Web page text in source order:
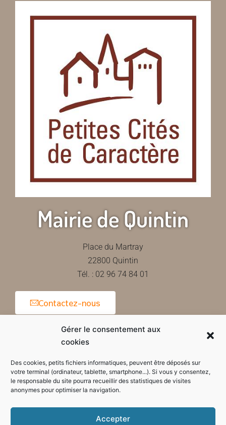
Gérer le consentement aux
cookies
Des cookies, petits fichiers informatiques, peuvent être déposés sur
votre terminal (ordinateur, tablette, smartphone...). Si vous y consentez,
le responsable du site pourra recueillir des statistiques de visites
anonymes pour optimiser la navigation.
Accepter
Mairie de Quintin
Place du Martray
22800 Quintin
Tél. : 02 96 74 84 01
Contactez-nous
Horaires d'ouverture de la mairie